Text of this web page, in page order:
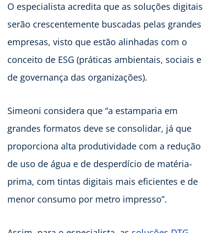
O especialista acredita que as soluções digitais
serão crescentemente buscadas pelas grandes
empresas, visto que estão alinhadas com o
conceito de ESG (práticas ambientais, sociais e
de governança das organizações).
Simeoni considera que “a estamparia em
grandes formatos deve se consolidar, já que
proporciona alta produtividade com a redução
de uso de água e de desperdício de matéria-
prima, com tintas digitais mais eficientes e de
menor consumo por metro impresso”.